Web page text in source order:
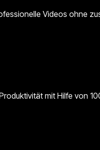
Videos ohne
mit Hilfe von